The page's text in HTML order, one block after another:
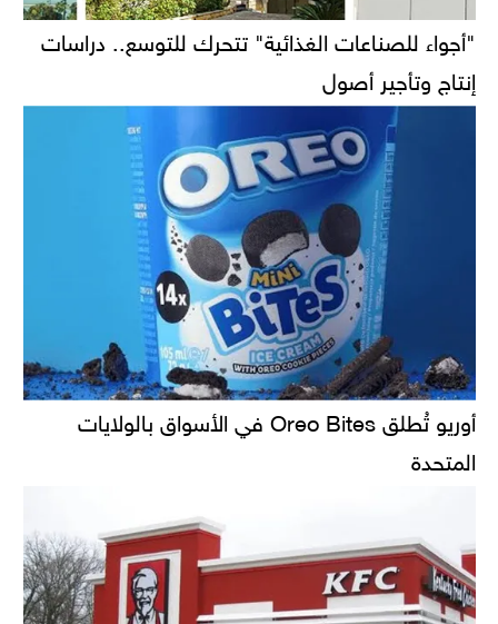
"أجواء للصناعات الغذائية" تتحرك للتوسع.. دراسات
إنتاج وتأجير أصول
أوريو تُطلق Oreo Bites في الأسواق بالولايات
المتحدة